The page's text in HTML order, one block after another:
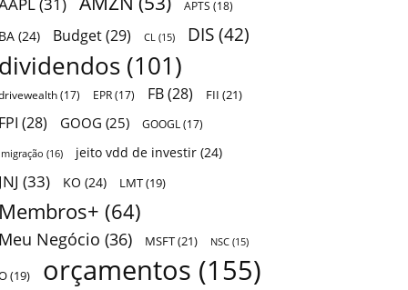
(31) APTS (18)
(24) Budget(29) CL (15) DIS (42)
(101)
(17) EPR(17) FB(28) FII (21)
(28) GOOG (25) GOOGL(17)
(16) jeito vdd de investir (24)
(33) KO (24) LMT(19)
(64)
Negócio (36) MSFT(21) NSC (15)
(19) orçamentos (155)